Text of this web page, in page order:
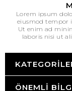
Lorem ipsum
eiusmod tempor
Ut enim ad
laboris nisi ut
ÖNEMLI